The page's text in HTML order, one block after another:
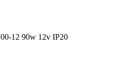
12 90w 12v IP20